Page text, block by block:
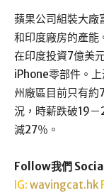
蘋果公司組裝大廠
和印度廠房的產能
在印度投資7億美
iPhone零部件。
州廠區目前只有
況，時薪跌破19
減27％。
Follow我們
IG: wavingcat.hk